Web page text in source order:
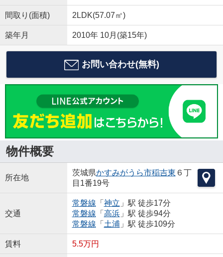
間取り(面積) 2LDK(57.07㎡)
築年月 2010年 10月(築15年)
お問い合わせ(無料)
物件概要
所在地
茨城県かすみがうら市稲吉東 ６丁
目1番19号
交通
常磐線 「 神立 」駅 徒歩17分
常磐線 「 高浜」駅 徒歩94分
常磐線 「 土浦 」駅 徒歩109分
賃料 5.5万円